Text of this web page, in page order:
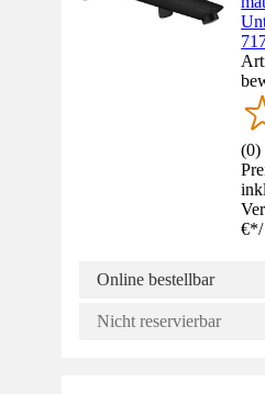
(0)
€*/
Online bestellbar
Nicht reservierbar